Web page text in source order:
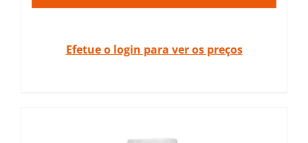
Efetue o login para ver os preços